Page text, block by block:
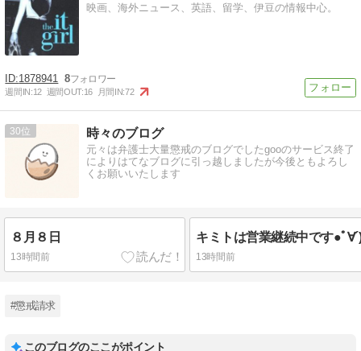
映画、海外ニュース、英語、留学、伊豆の情報中心。
1878941 8
週間IN:12 週間OUT:16 月間IN:72
30 時々のブログ
元々は弁護士大量懲戒のブログでしたgooのサービス終了
によりはてなブログに引っ越しましたが今後ともよろし
くお願いいたします
８月８日
13時間前
キミトは営業継続中です●ﾟ
13時間前
#懲戒請求
このブログのここがポイント